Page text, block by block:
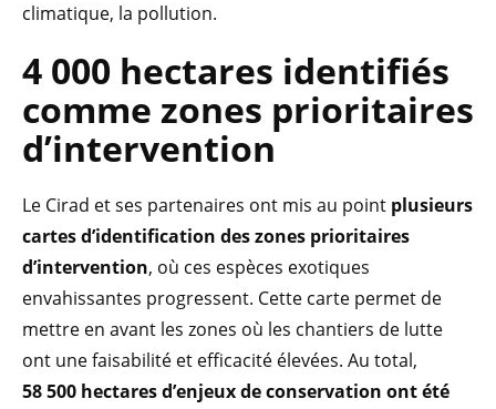
climatique, la pollution.
4 000 hectares identifiés
comme zones prioritaires
d’intervention
Le Cirad et ses partenaires ont mis au point plusieurs
cartes d’identification des zones prioritaires
d’intervention, où ces espèces exotiques
envahissantes progressent. Cette carte permet de
mettre en avant les zones où les chantiers de lutte
ont une faisabilité et efficacité élevées. Au total,
58 500 hectares d’enjeux de conservation ont été